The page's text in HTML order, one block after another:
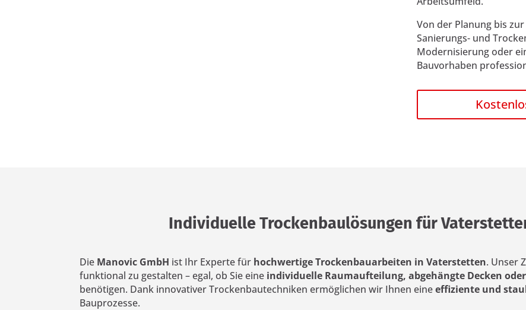
Von der Planung bis
Sanierungs- und
Modernisierung oder
Bauvorhaben
Individuelle Trockenbaulösungen für
Die Manovic GmbH ist Ihr Experte für hochwertige Trockenbauarbeiten in Vaterstetten. Unser
funktional zu gestalten – egal, ob Sie eine individuelle Raumaufteilung, abgehängte Decken
benötigen. Dank innovativer Trockenbautechniken ermöglichen wir Ihnen eineeffiziente und
Bauprozesse.